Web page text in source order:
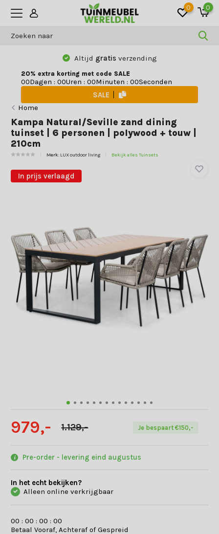
0 0
Altijd gratis verzending
20% extra korting met code SALE
00Dagen : 00Uren : 00Minuten : 00Seconden
SALE
Home
Kampa Natural/Seville zand dining
tuinset | 6 personen | polywood + touw |
210cm
Merk: LUX outdoor living Bekijk alles Tuinsets
In prijs verlaagd
979,- 1.129,- Je bespaart €150,-
Pre-order - levering eind augustus
In het echt bekijken?
Alleen online verkrijgbaar
00 :00 :00 :00
Betaal Vooraf, Achteraf of Gespreid